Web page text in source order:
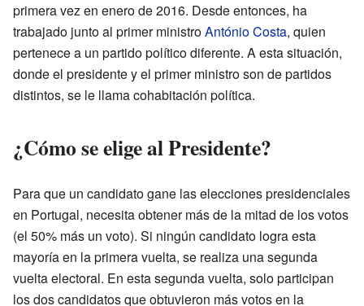
primera vez en enero de 2016. Desde entonces, ha
trabajado junto al primer ministroAntónio Costa, quien
pertenece a un partido político diferente. A esta situación,
donde el presidente y el primer ministro son de partidos
distintos, se le llama cohabitación política.
¿Cómo se elige al Presidente?
Para que un candidato gane las elecciones presidenciales
en Portugal, necesita obtener más de la mitad de los votos
(el 50% más un voto). Si ningún candidato logra esta
mayoría en la primera vuelta, se realiza una segunda
vuelta electoral. En esta segunda vuelta, solo participan
los dos candidatos que obtuvieron más votos en la